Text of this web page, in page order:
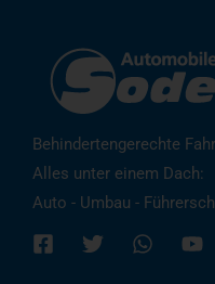
Behindertengerechte
Alles unter einem Dach:
Auto - Umbau -